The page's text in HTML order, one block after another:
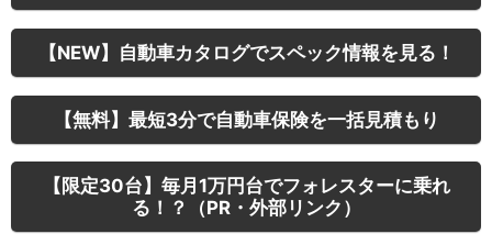
【NEW】自動車カタログでスペック情報を見る！
【無料】最短3分で自動車保険を一括見積もり
【限定30台】毎月1万円台でフォレスターに乗れ
る！？（PR・外部リンク）